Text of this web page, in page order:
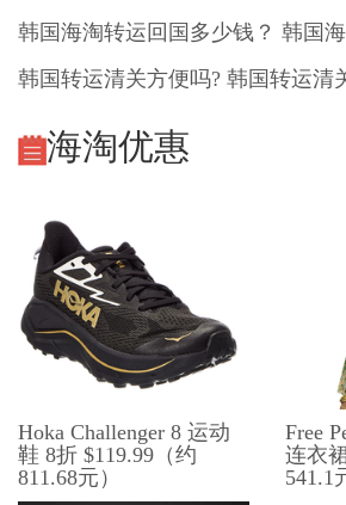
韩国海淘转运回国多少钱？ 韩国
韩国转运清关方便吗? 韩国转运清
海淘优惠
Hoka Challenger 8 运动
鞋 8折 $119.99（约
811.68元）
Free
连衣
541.1